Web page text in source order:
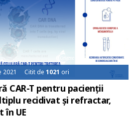
2021 Citit de1021 ori
CAR-T pentru pacienții
recidivat și refractar,
în UE